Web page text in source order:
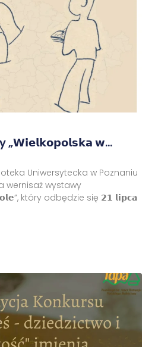
„𝗪𝗶𝗲𝗹𝗸𝗼𝗽𝗼𝗹𝘀𝗸𝗮 𝘄…
Uniwersytecka w Poznaniu
wernisaż wystawy
który odbędzie się 𝟮𝟭 𝗹𝗶𝗽𝗰𝗮